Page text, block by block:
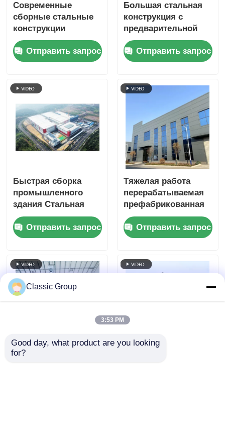
Современные
сборные стальные
конструкции
мастерских и
складских зданий на
месте
Отправить запрос
Большая стальная
конструкция с
предварительной
изготовлением
одноэтажные
здания
Отправить запрос
Быстрая сборка
промышленного
здания Стальная
конструкция
Изготовленный на
заказ
Отправить запрос
Тяжелая работа
перерабатываемая
префабрикованная
стальная
конструкция
Изготовление
Отправить запрос
Сейсмостойкий
Classic Group
3:53 PM
Good day, what product are you looking
for?